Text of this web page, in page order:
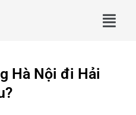
Hà Nội đi Hải